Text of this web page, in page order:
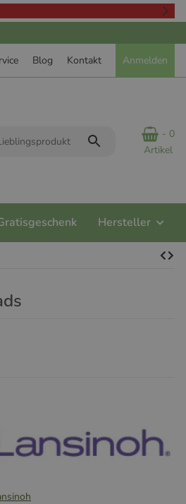
Blog Kontakt Anmelden
- 0
Artikel
Hersteller